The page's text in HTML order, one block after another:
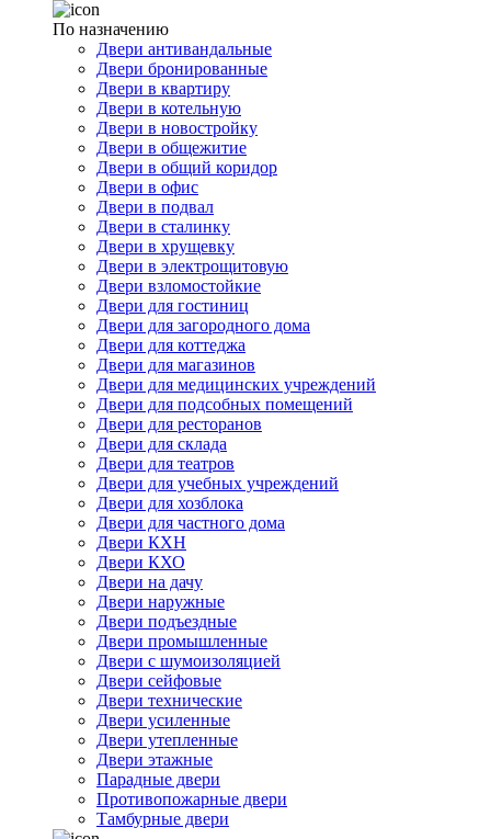
По назначению
Двери антивандальные
Двери бронированные
Двери в квартиру
Двери в котельную
Двери в новостройку
Двери в общежитие
Двери в общий коридор
Двери в офис
Двери в подвал
Двери в сталинку
Двери в хрущевку
Двери в электрощитовую
Двери взломостойкие
Двери для гостиниц
Двери для загородного дома
Двери для коттеджа
Двери для магазинов
Двери для медицинских учреждений
Двери для подсобных помещений
Двери для ресторанов
Двери для склада
Двери для театров
Двери для учебных учреждений
Двери для хозблока
Двери для частного дома
Двери КХН
Двери КХО
Двери на дачу
Двери наружные
Двери подъездные
Двери промышленные
Двери с шумоизоляцией
Двери сейфовые
Двери технические
Двери усиленные
Двери утепленные
Двери этажные
Парадные двери
Противопожарные двери
Тамбурные двери